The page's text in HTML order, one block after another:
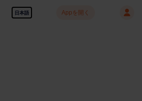
日本語 Appを開く